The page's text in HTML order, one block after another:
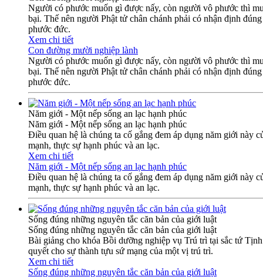
Người có phước muốn gì được nấy, còn người vô phước thì
bại. Thế nên người Phật tử chân chánh phải có nhận định
phước đức.
Xem chi tiết
Con đường mười nghiệp lành
Người có phước muốn gì được nấy, còn người vô phước thì
bại. Thế nên người Phật tử chân chánh phải có nhận định
phước đức.
Năm giới - Một nếp sống an lạc hạnh phúc
Năm giới - Một nếp sống an lạc hạnh phúc
Điều quan hệ là chúng ta cố gắng đem áp dụng năm giới này
mạnh, thực sự hạnh phúc và an lạc.
Xem chi tiết
Năm giới - Một nếp sống an lạc hạnh phúc
Điều quan hệ là chúng ta cố gắng đem áp dụng năm giới này
mạnh, thực sự hạnh phúc và an lạc.
Sống đúng những nguyên tắc căn bản của giới luật
Sống đúng những nguyên tắc căn bản của giới luật
Bài giảng cho khóa Bồi dưỡng nghiệp vụ Trú trì tại sắc tứ
quyết cho sự thành tựu sứ mạng của một vị trú trì.
Xem chi tiết
Sống đúng những nguyên tắc căn bản của giới luật